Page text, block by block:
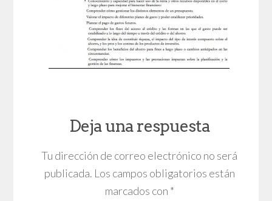
Deja una respuesta
Tu dirección de correo electrónico no será
publicada. Los campos obligatorios están
marcados con *